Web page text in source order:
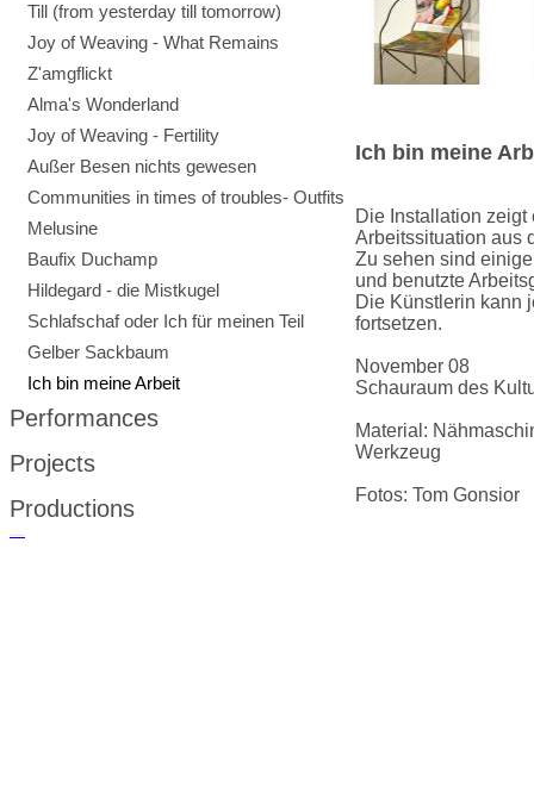
Till (from yesterday till tomorrow)
Joy of Weaving - What Remains
Z'amgflickt
Alma's Wonderland
Joy of Weaving - Fertility
Außer Besen nichts gewesen
Communities in times of troubles- Outfits
Melusine
Baufix Duchamp
Hildegard - die Mistkugel
Schlafschaf oder Ich für meinen Teil
Gelber Sackbaum
Ich bin meine Arbeit
Performances
Projects
Productions
Ich bin meine
Die Installation
Arbeitssituation aus
Zu sehen sind
und benutzte
Die Künstlerin kann
fortsetzen.
November 08
Schauraum des
Material:
Werkzeug
Fotos: Tom Gonsior